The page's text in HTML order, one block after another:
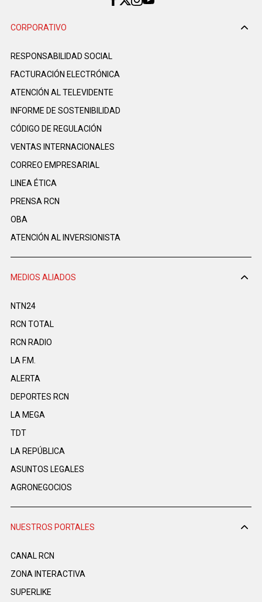
CORPORATIVO
RESPONSABILIDAD SOCIAL
FACTURACIÓN ELECTRÓNICA
ATENCIÓN AL TELEVIDENTE
INFORME DE SOSTENIBILIDAD
CÓDIGO DE REGULACIÓN
VENTAS INTERNACIONALES
CORREO EMPRESARIAL
LINEA ÉTICA
PRENSA RCN
OBA
ATENCIÓN AL INVERSIONISTA
MEDIOS ALIADOS
NTN24
RCN TOTAL
RCN RADIO
LA F.M.
ALERTA
DEPORTES RCN
LA MEGA
TDT
LA REPÚBLICA
ASUNTOS LEGALES
AGRONEGOCIOS
NUESTROS PORTALES
CANAL RCN
ZONA INTERACTIVA
SUPERLIKE